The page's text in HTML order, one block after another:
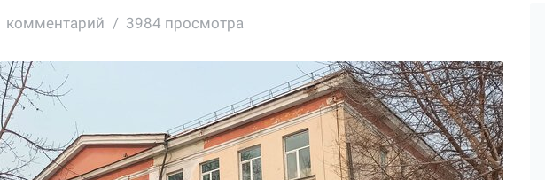
комментарий 3984 просмотра